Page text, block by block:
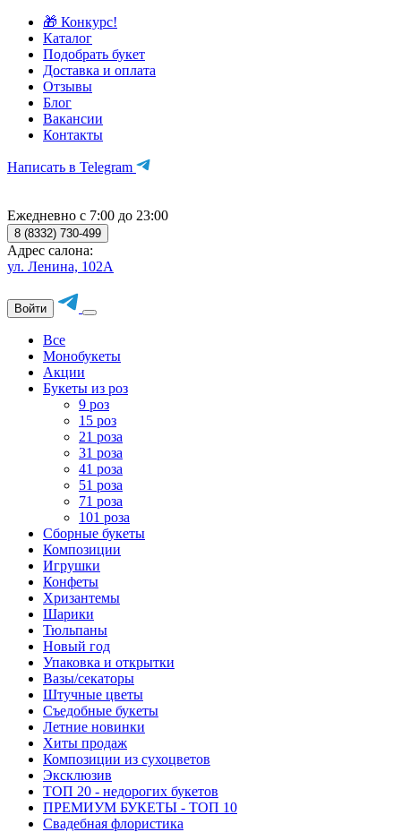
🎁 Конкурс!
Каталог
Подобрать букет
Доставка и оплата
Отзывы
Блог
Вакансии
Контакты
Написать в Telegram
Ежедневно с 7:00 до 23:00
8 (8332) 730-499
Адрес салона:
ул. Ленина, 102А
Войти
Все
Монобукеты
Акции
Букеты из роз
9 роз
15 роз
21 роза
31 роза
41 роза
51 роза
71 роза
101 роза
Сборные букеты
Композиции
Игрушки
Конфеты
Хризантемы
Шарики
Тюльпаны
Новый год
Упаковка и открытки
Вазы/секаторы
Штучные цветы
Съедобные букеты
Летние новинки
Хиты продаж
Композиции из сухоцветов
Эксклюзив
ТОП 20 - недорогих букетов
ПРЕМИУМ БУКЕТЫ - ТОП 10
Свадебная флористика